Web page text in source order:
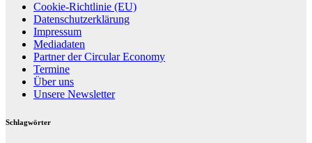
Cookie-Richtlinie (EU)
Datenschutzerklärung
Impressum
Mediadaten
Partner der Circular Economy
Termine
Über uns
Unsere Newsletter
Schlagwörter